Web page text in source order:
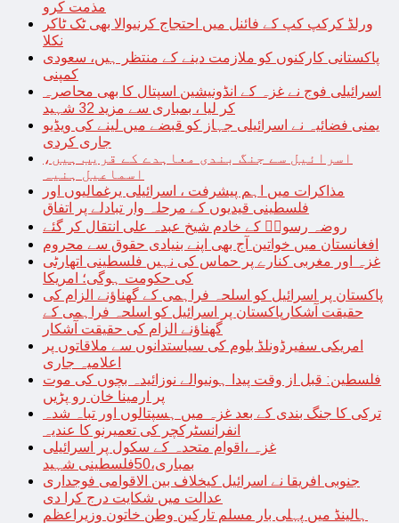
مذمت کرو
ورلڈ کرکپ کپ کے فائنل میں احتجاج کرنیوالا بھی ٹک ٹاکر
نکلا
پاکستانی کارکنوں کو ملازمت دینے کے منتظر ہیں، سعودی
کمپنی
اسرائیلی فوج نے غزہ کے انڈونیشین اسپتال کا بھی محاصرہ
کر لیا ، بمباری سے مزید 32 شہید
یمنی فضائیہ نے اسرائیلی جہاز کو قبضے میں لینے کی ویڈیو
جاری کردی
اسرائیل سے جنگ بندی معاہدے کے قریب ہیں،
اسماعیل ہنیہ
مذاکرات میں اہم پیشرفت ، اسرائیلی یرغمالیوں اور
فلسطینی قیدیوں کے مرحلہ وار تبادلے پر اتفاق
روضہ رسولؐ کے خادم شیخ عبدہ علی انتقال کر گئے
افغانستان میں خواتین آج بھی اپنے بنیادی حقوق سے محروم
غزہ اور مغربی کنارے پر حماس کی نہیں فلسطینی اتھارٹی
کی حکومت ہوگی؛ امریکا
پاکستان پر اسرائیل کو اسلحہ فراہمی کے گھناؤنے الزام کی
حقیقت آشکارپاکستان پر اسرائیل کو اسلحہ فراہمی کے
گھناؤنے الزام کی حقیقت آشکار
امریکی سفیرڈونلڈ بلوم کی سیاستدانوں سے ملاقاتوں پر
اعلامیہ جاری
فلسطین: قبل از وقت پیدا ہونیوالے نوزائیدہ بچوں کی موت
پر ارمینا خان رو پڑیں
ترکی کا جنگ بندی کے بعد غزہ میں ہسپتالوں اور تباہ شدہ
انفرانسٹرکچر کی تعمیرنو کا عندیہ
غزہ ،اقوام متحدہ کے سکول پر اسرائیلی
بمباری،50فلسطینی شہید
جنوبی افریقا نے اسرائیل کیخلاف بین الاقوامی فوجداری
عدالت میں شکایت درج کرا دی
ہالینڈ میں پہلی بار مسلم تارکین وطن خاتون وزیراعظم